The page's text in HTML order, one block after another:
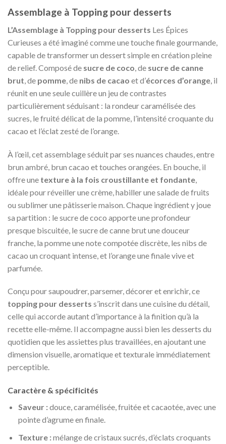
Assemblage à Topping pour desserts
L’Assemblage à Topping pour desserts Les Épices
Curieuses a été imaginé comme une touche finale gourmande,
capable de transformer un dessert simple en création pleine
de relief. Composé de sucre de coco, de sucre de canne
brut, de pomme, de nibs de cacao et d’écorces d’orange, il
réunit en une seule cuillère un jeu de contrastes
particulièrement séduisant : la rondeur caramélisée des
sucres, le fruité délicat de la pomme, l’intensité croquante du
cacao et l’éclat zesté de l’orange.
À l’œil, cet assemblage séduit par ses nuances chaudes, entre
brun ambré, brun cacao et touches orangées. En bouche, il
offre une texture à la fois croustillante et fondante
idéale pour réveiller une crème, habiller une salade de fruits
ou sublimer une pâtisserie maison. Chaque ingrédient y joue
sa partition : le sucre de coco apporte une profondeur
presque biscuitée, le sucre de canne brut une douceur
franche, la pomme une note compotée discrète, les nibs de
cacao un croquant intense, et l’orange une finale vive et
parfumée.
Conçu pour saupoudrer, parsemer, décorer et enrichir, ce
topping pour desserts s’inscrit dans une cuisine du détail,
celle qui accorde autant d’importance à la finition qu’à la
recette elle-même. Il accompagne aussi bien les desserts du
quotidien que les assiettes plus travaillées, en ajoutant une
dimension visuelle, aromatique et texturale immédiatement
perceptible.
Caractère & spécificités
Saveur :douce, caramélisée, fruitée et cacaotée, avec une
pointe d’agrume en finale.
Texture :mélange de cristaux sucrés, d’éclats croquants